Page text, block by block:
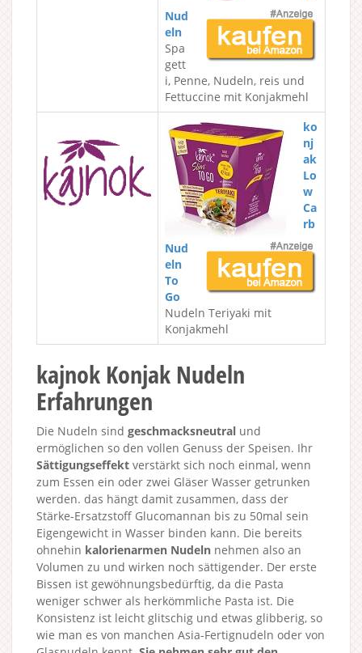
Nud
eln
Spa
gett
i, Penne, Nudeln, reis und
Fettuccine mit Konjakmehl
ko
nj
ak
Lo
w
Ca
rb
Nud
eln
To
Go
Nudeln Teriyaki mit
Konjakmehl
kajnok Konjak Nudeln
Erfahrungen
Die Nudeln sind geschmacksneutral und
ermöglichen so den vollen Genuss der Speisen. Ihr
Sättigungseffekt verstärkt sich noch einmal, wenn
zum Essen ein oder zwei Gläser Wasser getrunken
werden. das hängt damit zusammen, dass der
Stärke-Ersatzstoff Glucomannan bis zu 50mal sein
Eigengewicht in Wasser binden kann. Die bereits
ohnehin kalorienarmen Nudeln nehmen also an
Volumen zu und wirken noch sättigender. Der erste
Bissen ist gewöhnungsbedürftig, da die Pasta
weniger schwer als herkömmliche Pasta ist. Die
Konsistenz ist leicht glitschig und etwas glibberig, so
wie man es von manchen Asia-Fertignudeln oder von